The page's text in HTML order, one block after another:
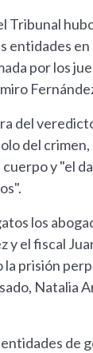
Tribunal
entidades
por los
del
del
y "el
los
y el fiscal
la prisión
Natalia
de